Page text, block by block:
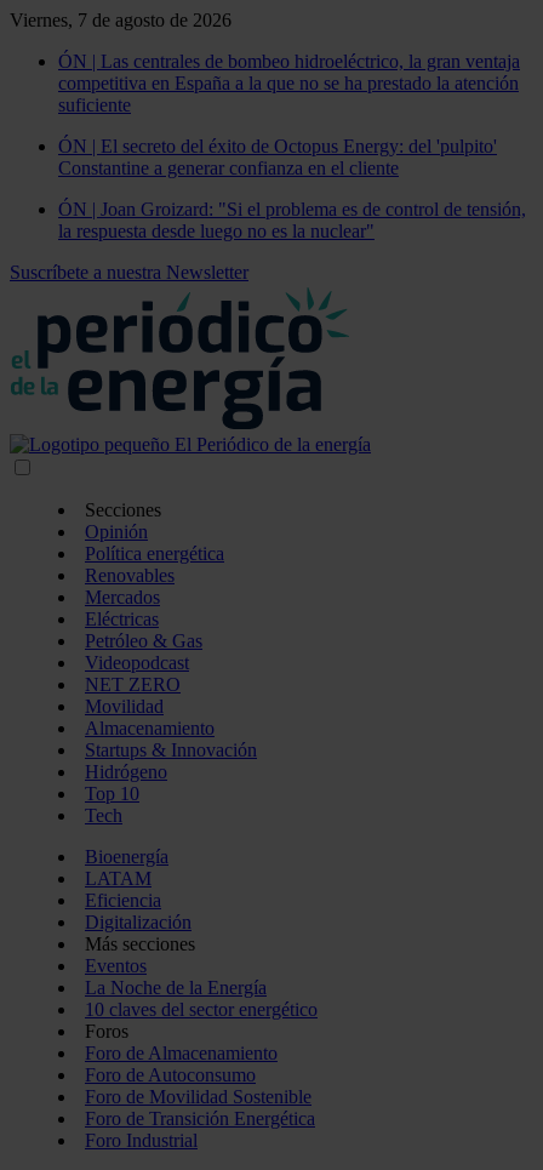
Viernes, 7 de agosto de 2026
ÓN | Las centrales de bombeo hidroeléctrico, la gran ventaja
competitiva en España a la que no se ha prestado la atención
suficiente
ÓN | El secreto del éxito de Octopus Energy: del 'pulpito'
Constantine a generar confianza en el cliente
ÓN | Joan Groizard: "Si el problema es de control de tensión,
la respuesta desde luego no es la nuclear"
Suscríbete a nuestra Newsletter
Secciones
Opinión
Política energética
Renovables
Mercados
Eléctricas
Petróleo & Gas
Videopodcast
NET ZERO
Movilidad
Almacenamiento
Startups & Innovación
Hidrógeno
Top 10
Tech
Bioenergía
LATAM
Eficiencia
Digitalización
Más secciones
Eventos
La Noche de la Energía
10 claves del sector energético
Foros
Foro de Almacenamiento
Foro de Autoconsumo
Foro de Movilidad Sostenible
Foro de Transición Energética
Foro Industrial